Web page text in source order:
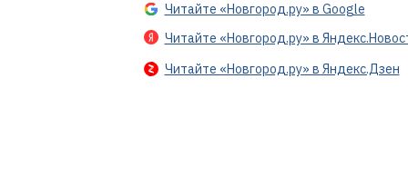
Читайте «Новгород.ру» в Google
Читайте «Новгород.ру» в
Читайте «Новгород.ру» в Яндекс.Дзен